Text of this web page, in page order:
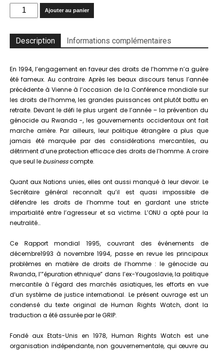
quantité
de
droits
de
–
Rapport
mondial
1995
Ajouter au panier
Description Informations complémentaires
En 1994, l’engagement en faveur des droits de l’homme n’a guère
été fameux. Au contraire. Après les beaux discours tenus l’année
précédente à Vienne à l’occasion de la Conférence mondiale sur
les droits de l’homme, les grandes puissances ont plutôt battu en
retraite. Devant le défi le plus urgent de l’année – la prévention du
génocide au Rwanda -, les gouvernements occidentaux ont fait
marche arrière. Par ailleurs, leur politique étrangère a plus que
jamais été marquée par des considérations mercantiles, au
détriment d’une protection efficace des droits de l’homme. A croire
que seul le businesscompte.
Quant aux Nations unies, elles ont aussi manqué à leur devoir. Le
Secrétaire général reconnaît qu’il est quasi impossible de
défendre les droits de l’homme tout en gardant une stricte
impartialité entre l’agresseur et sa victime. L’ONU a opté pour la
neutralité…
Ce Rapport mondial 1995, couvrant des événements de
décembre1993 à novembre 1994, passe en revue les principaux
problèmes en matière de droits de l’homme : le génocide au
Rwanda, l’”épuration ethnique” dans l’ex-Yougoslavie, la politique
mercantile à l’égard des marchés asiatiques, les efforts en vue
d’un système de justice international. Le présent ouvrage est un
condensé du texte original de Human Rights Watch, dont la
traduction a été assurée par le GRIP.
Fondé aux Etats-Unis en 1978, Human Rights Watch est une
organisation indépendante, non gouvernementale, qui œuvre au